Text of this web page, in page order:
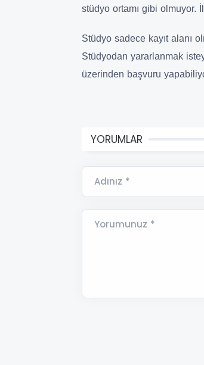
stüdyo ortamı gibi olmuyor.
Stüdyo sadece kayıt alanı
Stüdyodan yararlanmak
üzerinden başvuru
YORUMLAR
Adınız *
Yorumunuz *